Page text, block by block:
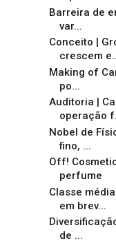
Barreira de
var...
Conceito |
crescem
Making of
po...
Auditoria |
operação
Nobel de
fino, ...
Off!
perfume
Classe
em brev...
de ...